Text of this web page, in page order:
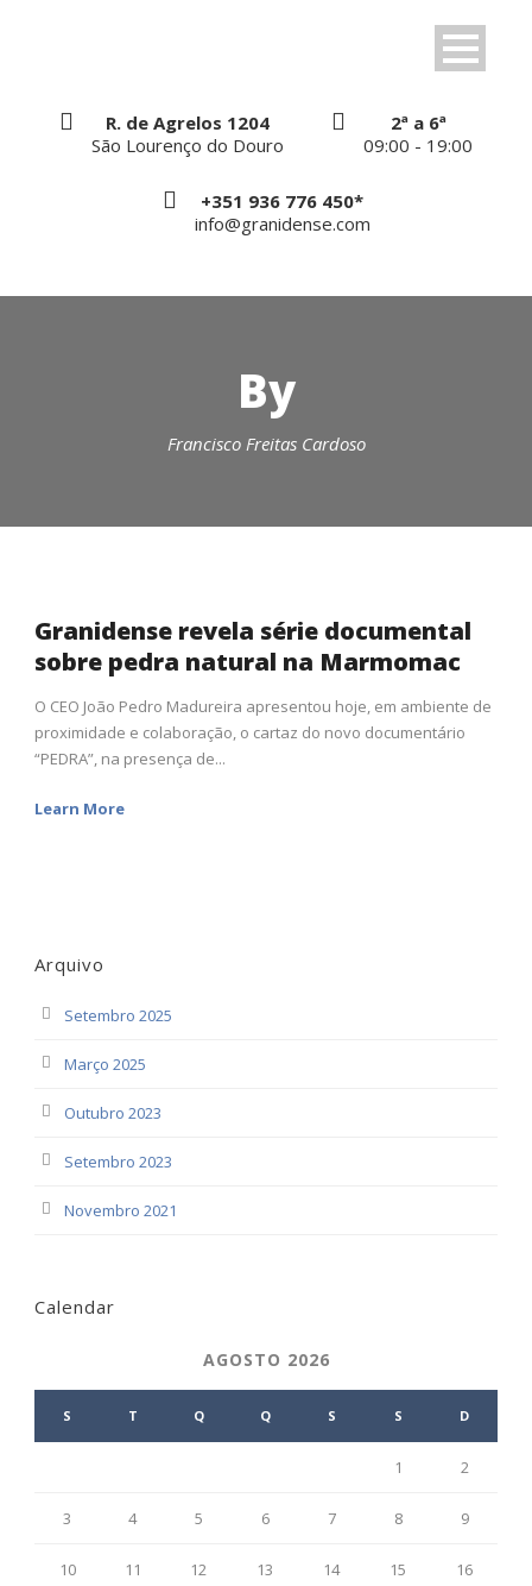
R. de Agrelos 1204
São Lourenço do Douro
2ª a 6ª
09:00 - 19:00
+351 936 776 450*
info@granidense.com
By
Francisco Freitas Cardoso
Granidense revela série documental
sobre pedra natural na Marmomac
O CEO João Pedro Madureira apresentou hoje, em ambiente de
proximidade e colaboração, o cartaz do novo documentário
“PEDRA”, na presença de...
Learn More
Arquivo
Setembro 2025
Março 2025
Outubro 2023
Setembro 2023
Novembro 2021
Calendar
AGOSTO 2026
S T Q Q S S D
1 2
3 4 5 6 7 8 9
10 11 12 13 14 15 16